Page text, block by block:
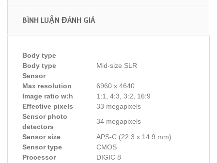
BÌNH LUẬN ĐÁNH GIÁ
Body type
Body type
Mid-size SLR
Sensor
Max resolution
6960 x 4640
Image ratio w:h
1:1, 4:3, 3:2, 16:9
Effective pixels
33 megapixels
Sensor photo
detectors
34 megapixels
Sensor size
APS-C (22.3 x 14.9 mm)
Sensor type
CMOS
Processor
DIGIC 8